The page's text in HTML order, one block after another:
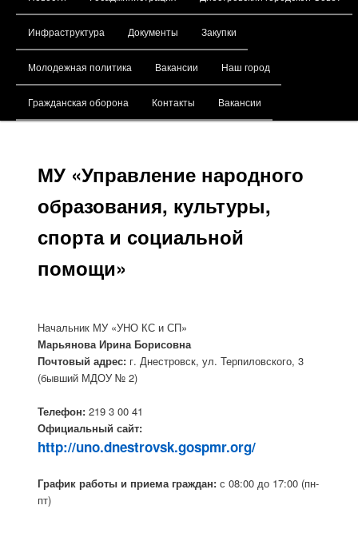
Инфраструктура Документы Закупки
Молодежная политика Вакансии Наш город
Гражданская оборона Контакты Вакансии
МУ «Управление народного
образования, культуры,
спорта и социальной
помощи»
Начальник МУ «УНО КС и СП»
Марьянова Ирина Борисовна
Почтовый адрес: г. Днестровск, ул. Терпиловского, 3
(бывший МДОУ № 2)
Телефон: 219 3 00 41
Официальный сайт:
http://uno.dnestrovsk.gospmr.org/
График работы и приема граждан: с 08:00 до 17:00 (пн-
пт)